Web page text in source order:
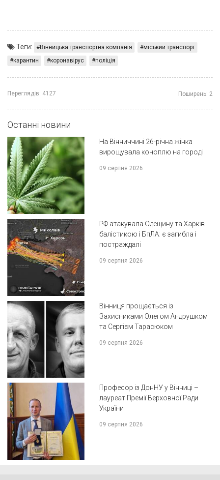
Теги: Вінницька транспортна компанія
міський транспорт
карантин
коронавірус поліція
Переглядів: 4127 Поширень: 2
Останні новини
На Вінниччині 26-річна жінка
вирощувала коноплю на городі
09 серпня 2026
РФ атакувала Одещину та Харків
балістикою і БпЛА: є загибла і
постраждалі
09 серпня 2026
Вінниця прощається із
Захисниками Олегом Андрушком
та Сергієм Тарасюком
09 серпня 2026
Професор із ДонНУ у Вінниці –
лауреат Премії Верховної Ради
України
09 серпня 2026